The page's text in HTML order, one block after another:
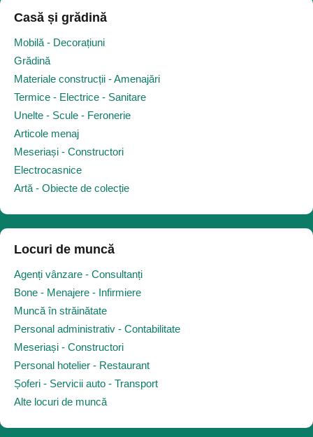
Casă și grădină
Mobilă - Decorațiuni
Grădină
Materiale construcții - Amenajări
Termice - Electrice - Sanitare
Unelte - Scule - Feronerie
Articole menaj
Meseriași - Constructori
Electrocasnice
Artă - Obiecte de colecție
Locuri de muncă
Agenți vânzare - Consultanți
Bone - Menajere - Infirmiere
Muncă în străinătate
Personal administrativ - Contabilitate
Meseriași - Constructori
Personal hotelier - Restaurant
Șoferi - Servicii auto - Transport
Alte locuri de muncă